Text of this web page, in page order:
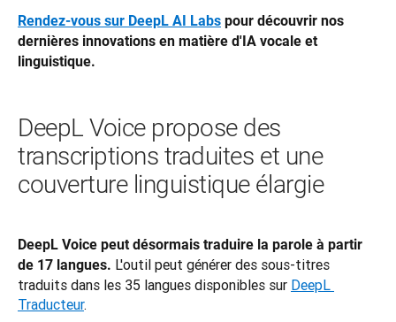
Rendez-vous sur DeepL AI Labs pour découvrir nos
dernières innovations en matière d'IA vocale et
linguistique.
DeepL Voice propose des
transcriptions traduites et une
couverture linguistique élargie
DeepL Voice peut désormais traduire la parole à partir
de 17 langues. L'outil peut générer des sous-titres
traduits dans les 35 langues disponibles sur DeepL
Traducteur.